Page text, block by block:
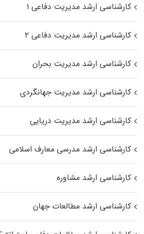
کارشناسی ارشد مدیریت دفاعی ۱
کارشناسی ارشد مدیریت دفاعی ۲
کارشناسی ارشد مدیریت بحران
کارشناسی ارشد مدیریت جهانگردی
کارشناسی ارشد مدیریت دریایی
کارشناسی ارشد مدرسی معارف اسلامی
کارشناسی ارشد مشاوره
کارشناسی ارشد مطالعات جهان